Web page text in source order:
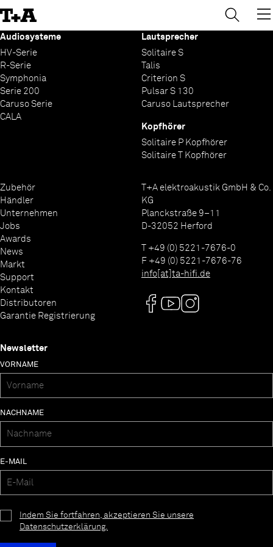
to
Content
Audiosysteme
HV-Serie
R-Serie
Symphonia
Serie 200
Caruso Serie
CALA
Lautsprecher
Solitaire S
Talis
Criterion S
Pulsar S 130
Caruso Lautsprecher
Kopfhörer
Solitaire P Kopfhörer
Solitaire T Kopfhörer
Zubehör
Händler
Unternehmen
Jobs
Awards
News
Markt
Support
Kontakt
Distributoren
Garantie Registrierung
T+A elektroakustik GmbH & Co.
KG
Planckstraße 9–11
D-32052 Herford
T +49 (0) 5221-7676-0
F +49 (0) 5221-7676-76
info[at]ta-hifi.de
Newsletter
VORNAME
NACHNAME
E-MAIL
Indem Sie fortfahren, akzeptieren Sie unsere
Datenschutzerklärung.
→ ×